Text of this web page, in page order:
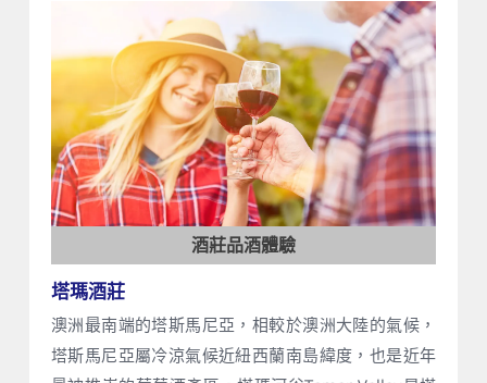
酒莊品酒體驗
塔瑪酒莊
澳洲最南端的塔斯馬尼亞，相較於澳洲大陸的氣候，
塔斯馬尼亞屬冷涼氣候近紐西蘭南島緯度，也是近年